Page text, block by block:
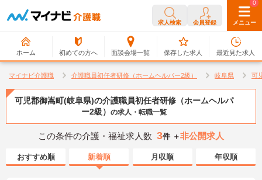
求人検索 会員登録 メニュー
ホーム 初めての方へ 面談会場一覧
0
保存した求人
0
最近見た求人
マイナビ介護職 介護職員初任者研修（ホームヘルパー2級） 岐阜県 可
可児郡御嵩町(岐阜県)の介護職員初任者研修（ホームヘルパ
ー2級） の求人・転職一覧
この条件の介護・福祉求人数 3件 ＋非公開求人
おすすめ順 新着順 月収順 年収順